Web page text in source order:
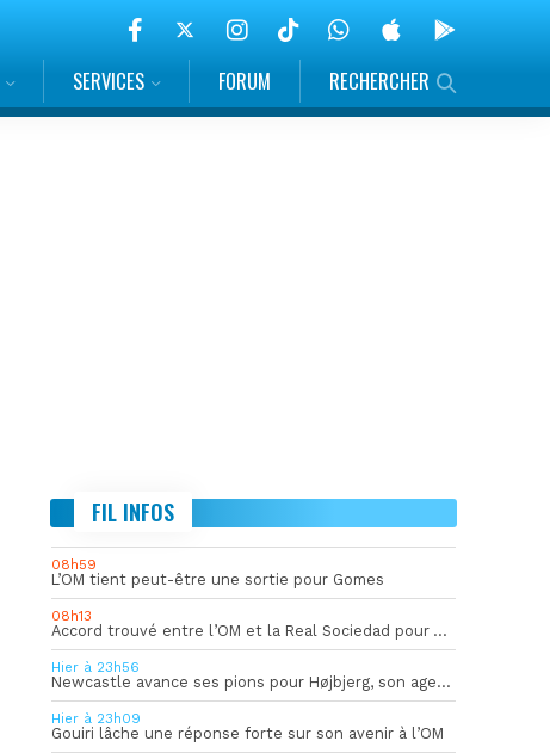
SERVICES FORUM RECHERCHER
FIL INFOS
08h59
L’OM tient peut-être une sortie pour Gomes
08h13
Accord trouvé entre l’OM et la Real Sociedad pour Aguerd
Hier à 23h56
Newcastle avance ses pions pour Højbjerg, son agent sort du silence
Hier à 23h09
Gouiri lâche une réponse forte sur son avenir à l’OM